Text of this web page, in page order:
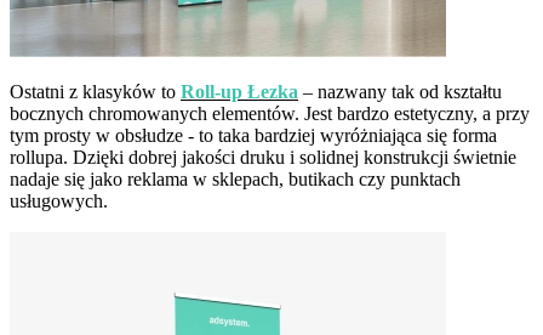
Ostatni z klasyków to Roll-up Łezka – nazwany tak od kształtu
bocznych chromowanych elementów. Jest bardzo estetyczny, a przy
tym prosty w obsłudze - to taka bardziej wyróżniająca się forma
rollupa. Dzięki dobrej jakości druku i solidnej konstrukcji świetnie
nadaje się jako reklama w sklepach, butikach czy punktach
usługowych.